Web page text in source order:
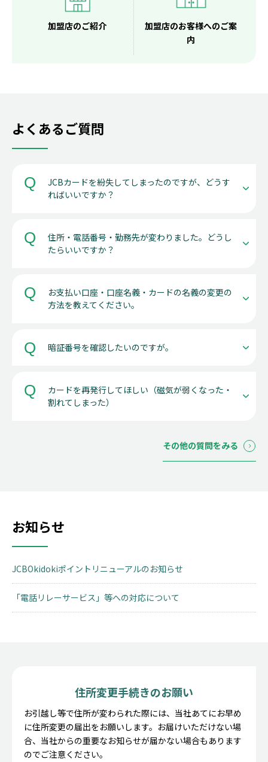
加盟店のご紹介
加盟店のお客様へのご案
内
よくあるご質問
JCBカードを紛失してしまったのですが、どうす
ればいいですか？
住所・電話番号・勤務先が変わりました。どうし
たらいいですか？
お支払い口座・口座名義・カードの名義の変更の
方法を教えてください。
暗証番号を確認したいのですが。
カードを再発行してほしい（磁気が弱くなった・
割れてしまった）
その他の質問をみる
お知らせ
JCBOkidokiポイントリニューアルのお知らせ
「電話リレーサービス」等への対応について
住所変更手続きのお願い
お引越し等で住所が変わられた際には、当社あてにお早め
に住所変更の届出をお願いします。お届けいただけない場
合、当社からの重要なお知らせが届かない場合もあります
のでご注意ください。